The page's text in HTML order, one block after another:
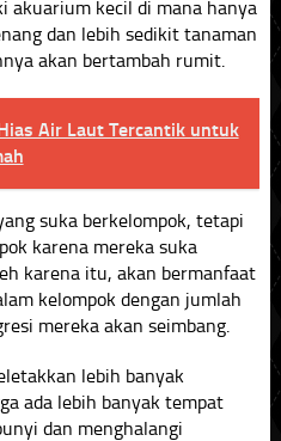
akuarium kecil di mana hanya
dan lebih sedikit tanaman
akan bertambah rumit.
Air Laut Tercantik untuk
suka berkelompok, tetapi
karena mereka suka
karena itu, akan bermanfaat
kelompok dengan jumlah
mereka akan seimbang.
lebih banyak
ada lebih banyak tempat
dan menghalangi